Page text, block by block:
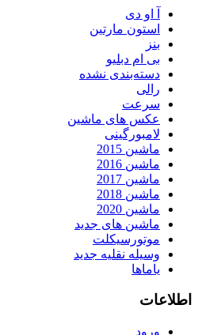
آ او دی
استون مارتین
بنز
بی ام دبلیو
دسته‌بندی نشده
رالی
سرعت
عکس های ماشین
لامبورگینی
ماشین 2015
ماشین 2016
ماشین 2017
ماشین 2018
ماشین 2020
ماشین های جدید
موتورسیکلت
وسیله نقلیه جدید
یاماها
اطلاعات
ورود